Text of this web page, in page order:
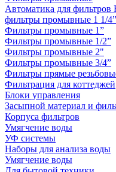
Автоматика для
фильтры промывные 1 1/4”
Фильтры промывные 1”
Фильтры промывные 1/2”
Фильтры промывные 2"
Фильтры промывные 3/4”
Фильтры прямые
Фильтрация для коттеджей
Блоки управления
Засыпной материал и
Корпуса фильтров
Умягчение воды
УФ системы
Наборы для анализа воды
Умягчение воды